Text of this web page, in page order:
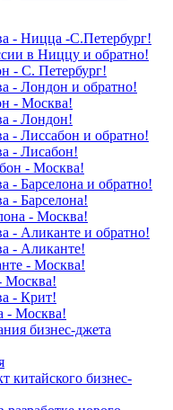
- Ницца -С.Петербург!
в Ниццу и обратно!
- С. Петербург!
- Лондон и обратно!
- Москва!
- Лондон!
- Лиссабон и обратно!
- Лисабон!
- Москва!
- Барселона и обратно!
- Барселона!
- Москва!
- Аликанте и обратно!
- Аликанте!
- Москва!
Москва!
- Крит!
- Москва!
бизнес-джета
китайского бизнес-